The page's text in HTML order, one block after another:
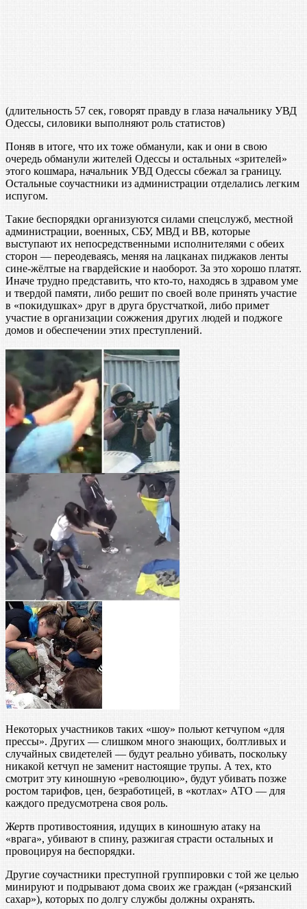
(длительность 57 сек, говорят правду в глаза начальнику УВД
Одессы, силовики выполняют роль статистов)
Поняв в итоге, что их тоже обманули, как и они в свою
очередь обманули жителей Одессы и остальных «зрителей»
этого кошмара, начальник УВД Одессы сбежал за границу.
Остальные соучастники из администрации отделались легким
испугом.
Такие беспорядки организуются силами спецслужб, местной
администрации, военных, СБУ, МВД и ВВ, которые
выступают их непосредственными исполнителями с обеих
сторон — переодеваясь, меняя на лацканах пиджаков ленты
сине-жёлтые на гвардейские и наоборот. За это хорошо платят.
Иначе трудно представить, что кто-то, находясь в здравом уме
и твердой памяти, либо решит по своей воле принять участие
в «покидушках» друг в друга брустчаткой, либо примет
участие в организации сожжения других людей и поджоге
домов и обеспечении этих преступлений.
Некоторых участников таких «шоу» польют кетчупом «для
прессы». Других — слишком много знающих, болтливых и
случайных свидетелей — будут реально убивать, поскольку
никакой кетчуп не заменит настоящие трупы. А тех, кто
смотрит эту киношную «революцию», будут убивать позже
ростом тарифов, цен, безработицей, в «котлах» АТО — для
каждого предусмотрена своя роль.
Жертв противостояния, идущих в киношную атаку на
«врага», убивают в спину, разжигая страсти остальных и
провоцируя на беспорядки.
Другие соучастники преступной группировки с той же целью
минируют и подрывают дома своих же граждан («рязанский
сахар»), которых по долгу службы должны охранять.